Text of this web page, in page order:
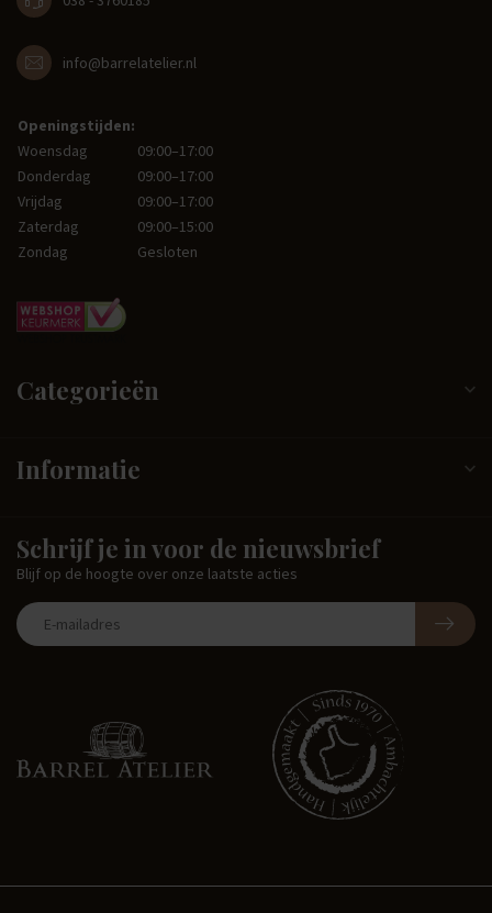
info@barrelatelier.nl
Openingstijden:
Woensdag
09:00–17:00
Donderdag
09:00–17:00
Vrijdag
09:00–17:00
Zaterdag
09:00–15:00
Zondag
Gesloten
Categorieën
Informatie
Schrijf je in voor de nieuwsbrief
Blijf op de hoogte over onze laatste acties